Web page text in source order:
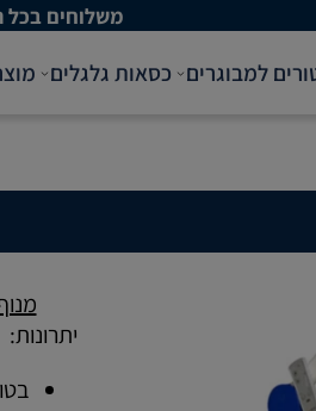
משלוחים בכל
למבוגרים כסאות גלגלים
יתרונות: